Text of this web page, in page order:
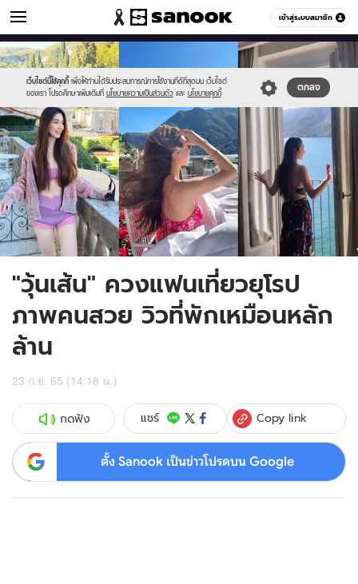
เข้าสู่ระบบสมาชิก
ข่าวบันเทิง หมวดอื่นๆ
เว็บไซต์นี้ใช้คุกกี้ เพื่อให้ท่านได้รับประสบการณ์การใช้งานที่ดีที่สุดบน เว็บไซต์
ของเรา โปรดศึกษาเพิ่มเติมที่ นโยบายความเป็นส่วนตัว และ นโยบายคุกกี้
ตกลง
Sanook
//s.isanook.com/sr/0/images/logo-
new-
sanook.png
600
60
//s.isanook.com/ns/0/ud/1725/8628562/page.jpg
"วุ้นเส้น" ควงแฟนเที่ยวยุโรป
ภาพคนสวย วิวที่พักเหมือนหลัก
ล้าน
23 ก.ย. 65 (14:18 น.)
กดฟัง แชร์ Copy link
ตั้ง Sanook เป็นข่าวโปรดบน Google